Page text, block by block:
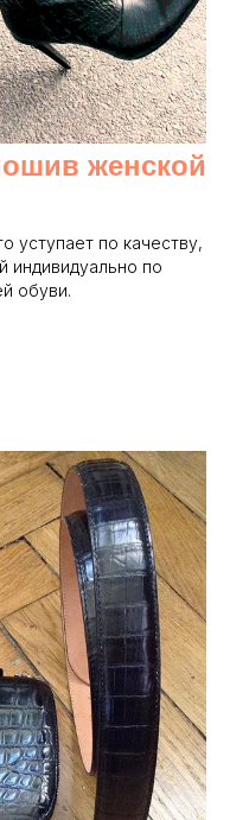
женской
уступает по качеству,
индивидуально по
обуви.